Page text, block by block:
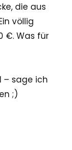
die aus
völlig
€. Was für
– sage ich
;)